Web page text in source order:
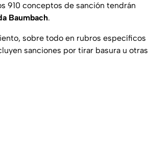
910 conceptos de sanción tendrán
Baumbach.
sobre todo en rubros específicos
sanciones por tirar basura u otras